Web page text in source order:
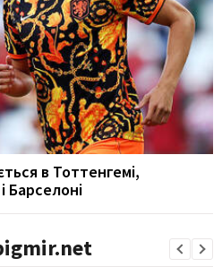
в Тоттенгемі,
Барселоні